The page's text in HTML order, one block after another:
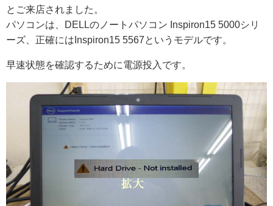
とご来店されました。
パソコンは、DELLのノートパソコン Inspiron15 5000シリ
ーズ、正確にはInspiron15 5567というモデルです。
早速状態を確認するために電源投入です。